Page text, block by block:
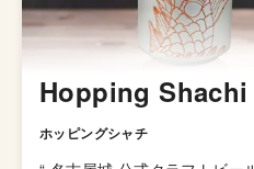
Hopping Shachi
ホッピングシャチ